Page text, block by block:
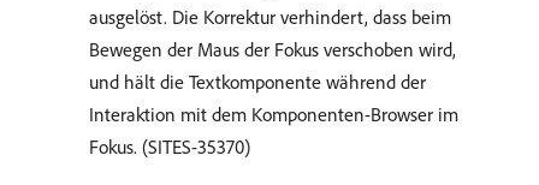
ausgelöst. Die Korrektur verhindert, dass beim
Bewegen der Maus der Fokus verschoben wird,
und hält die Textkomponente während der
Interaktion mit dem Komponenten-Browser im
Fokus. (SITES-35370)